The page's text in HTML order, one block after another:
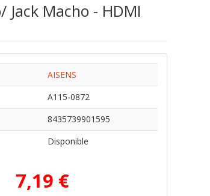
Jack Macho - HDMI
AISENS
A115-0872
8435739901595
Disponible
7,19 €